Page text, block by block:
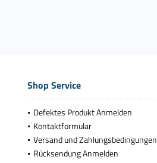
Shop Service
Defektes Produkt Anmelden
Kontaktformular
Versand und Zahlungsbedingungen
Rücksendung Anmelden